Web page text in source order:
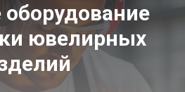
оборудование
ювелирных